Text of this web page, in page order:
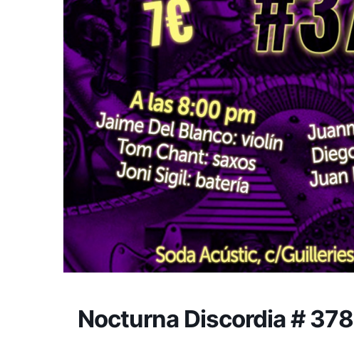
Nocturna Discordia # 378